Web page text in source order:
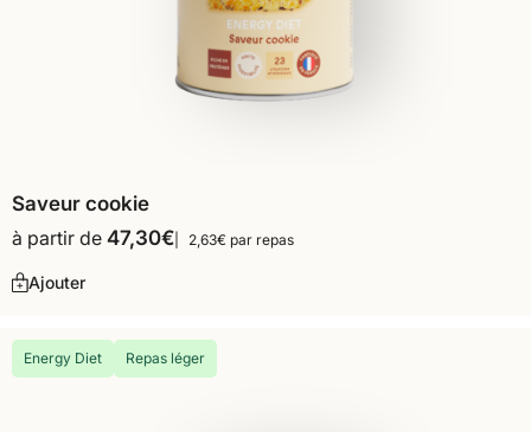
Saveur cookie
à partir de 47,30€ 2,63€ par repas
Ajouter
Energy Diet Repas léger